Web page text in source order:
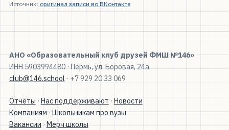
Источник: оригинал записи во ВКонтакте
АНО «Образовательный клуб друзей ФМШ №146»
ИНН 5903994480 · Пермь, ул. Боровая, 24а
club@146.school · +7 929 20 33 069
Отчёты · Нас поддерживают · Новости
Компаниям · Школьникам про вузы
Вакансии · Мерч школы